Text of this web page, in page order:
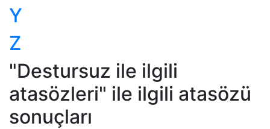
Y
Z
"Destursuz ile ilgili
atasözleri" ile ilgili atasözü
sonuçları